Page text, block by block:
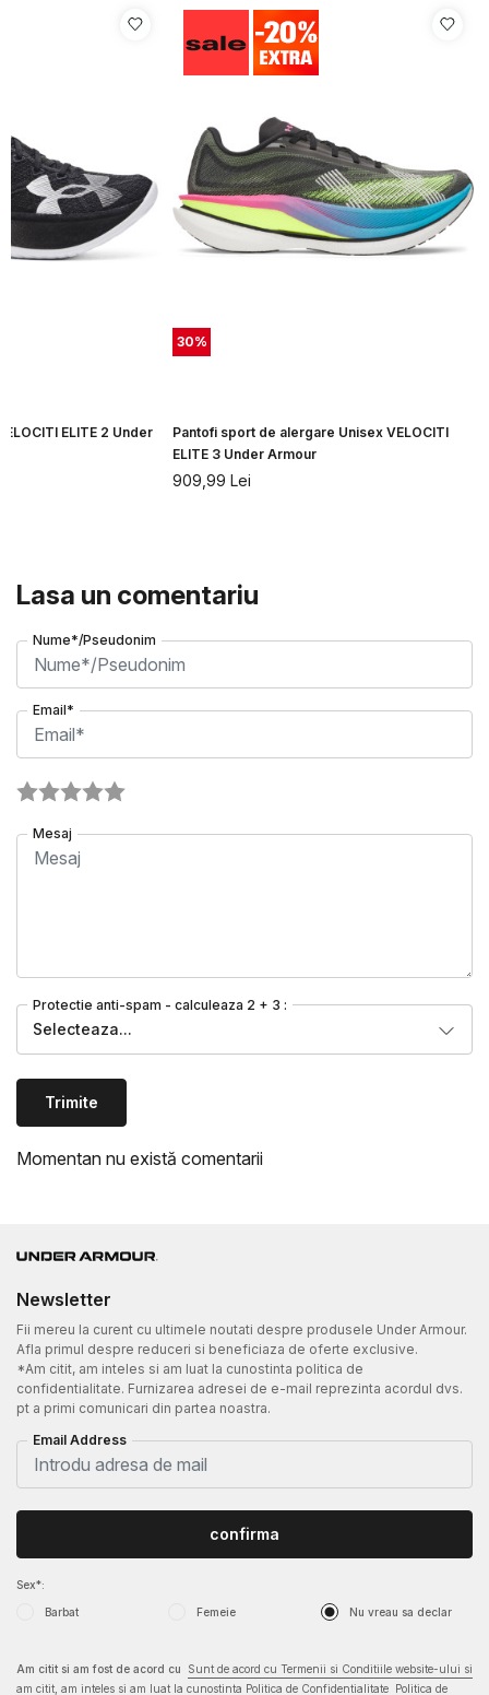
ELITE 2 Under
30%
Pantofi sport de alergare Unisex VELOCITI
ELITE 3 Under Armour
909,99 Lei
Lasa un comentariu
Nume*/Pseudonim
Email*
Mesaj
Protectie anti-spam - calculeaza 2 + 3 :
Selecteaza...
Trimite
Momentan nu există comentarii
Newsletter
Fii mereu la curent cu ultimele noutati despre produsele Under Armour.
Afla primul despre reduceri si beneficiaza de oferte exclusive.
*Am citit, am inteles si am luat la cunostinta politica de
confidentialitate. Furnizarea adresei de e-mail reprezinta acordul dvs.
pt a primi comunicari din partea noastra.
Email Address
Sex*:
Barbat Femeie Nu vreau sa declar
confirma
Am citit si am fost de acord cu
Sunt de acord cu Termenii si Conditiile website-ului si
am citit, am inteles si am luat la cunostinta Politica de Confidentialitate
Politica de